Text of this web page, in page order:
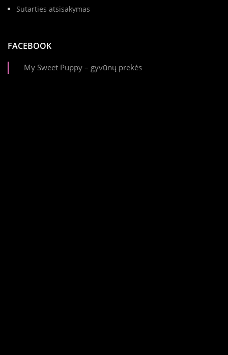
Sutarties atsisakymas
FACEBOOK
My Sweet Puppy – gyvūnų prekės